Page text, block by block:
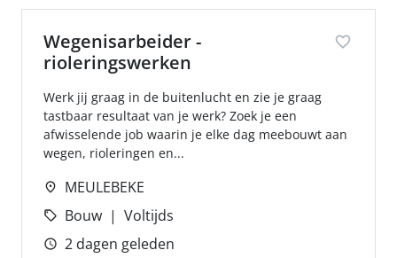
Wegenisarbeider -
rioleringswerken
Werk jij graag in de buitenlucht en zie je graag
tastbaar resultaat van je werk? Zoek je een
afwisselende job waarin je elke dag meebouwt aan
wegen, rioleringen en...
MEULEBEKE
Bouw
Voltijds
2 dagen geleden